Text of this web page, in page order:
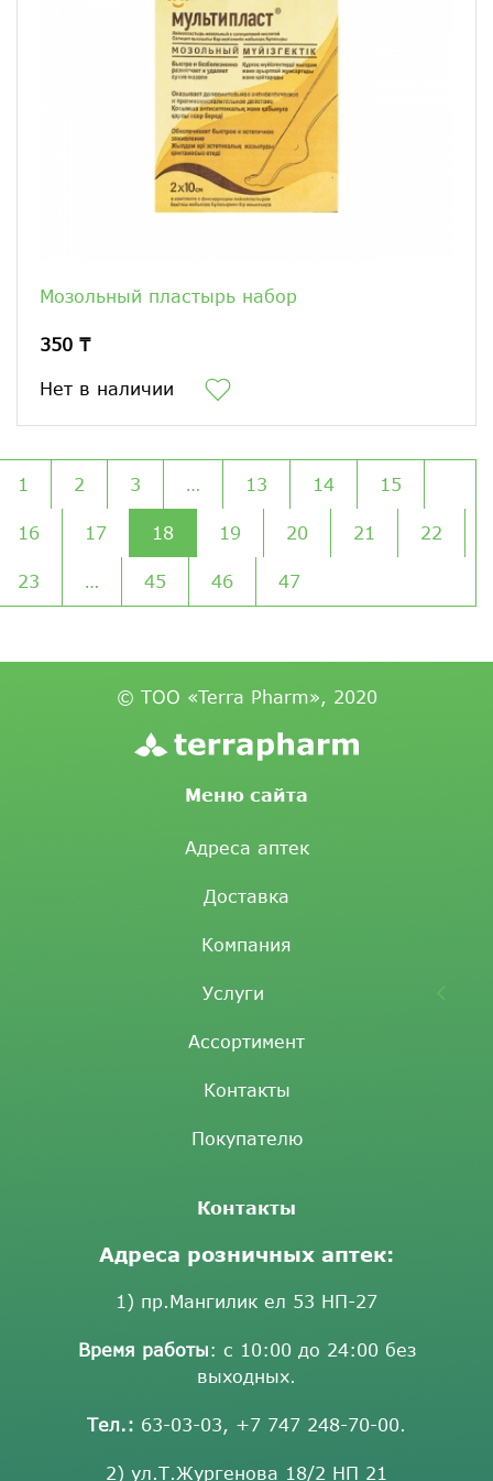
Мозольный пластырь набор
350 ₸
Нет в наличии
1 2 3 … 13 14 15
16 17 18 19 20 21 22
23 … 45 46 47
© ТОО «Terra Pharm», 2020
Меню сайта
Адреса аптек
Доставка
Компания
Услуги
Ассортимент
Контакты
Покупателю
Контакты
Адреса розничных аптек:
1) пр.Мангилик ел 53 НП-27
Время работы: с 10:00 до 24:00 без
выходных.
Тел.: 63-03-03, +7 747 248-70-00.
2) ул.Т.Жургенова 18/2 НП 21